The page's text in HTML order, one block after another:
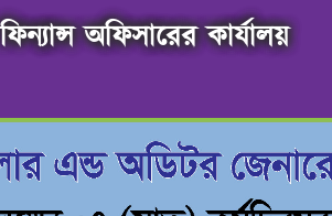
অফিসারের কার্যালয়